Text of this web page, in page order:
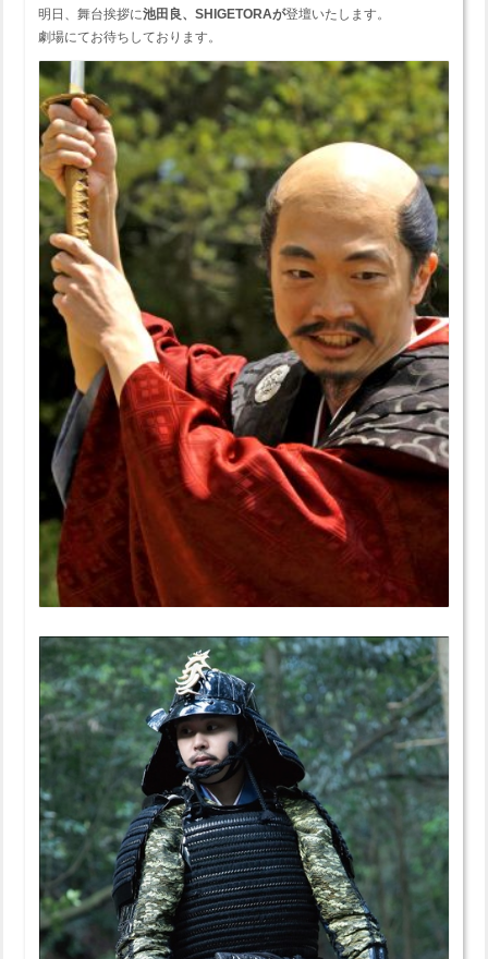
明日、舞台挨拶に池田良、SHIGETORAが登壇いたします。
劇場にてお待ちしております。